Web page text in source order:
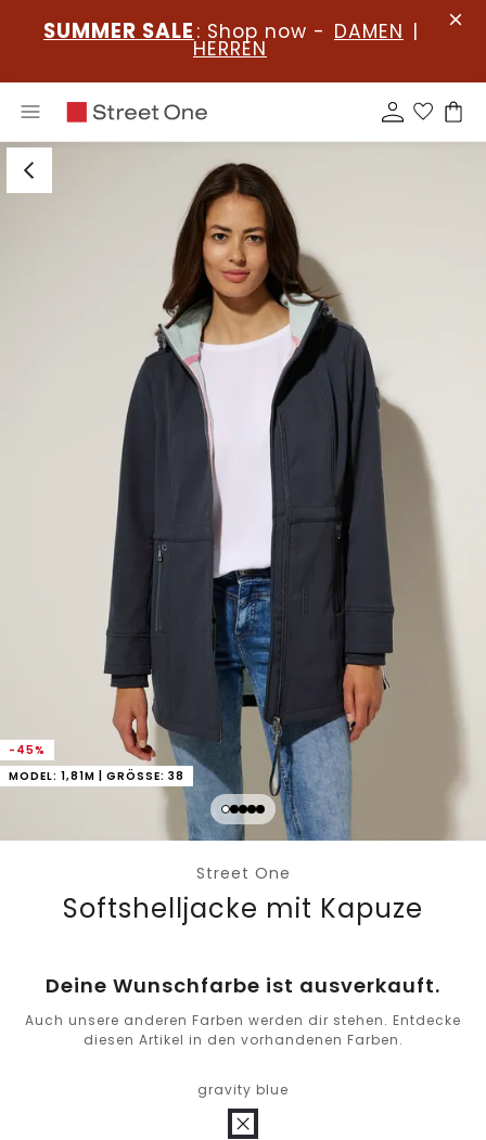
SUMMER SALE : Shop now - DAMEN |
HERREN
-45%
MODEL: 1,81M | GRÖSSE: 38
Street One
Softshelljacke mit Kapuze
Deine Wunschfarbe ist ausverkauft.
Auch unsere anderen Farben werden dir stehen. Entdecke
diesen Artikel in den vorhandenen Farben.
gravity blue